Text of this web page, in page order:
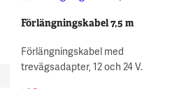
Förlängningskabel 7,5 m
Förlängningskabel med
trevägsadapter, 12 och 24 V.